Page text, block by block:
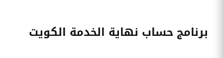
برنامج حساب نهاية الخدمة الكويت